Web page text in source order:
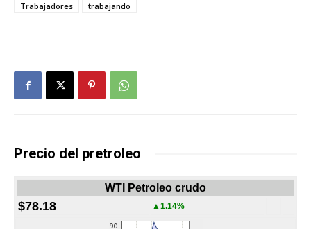
Trabajadores
trabajando
Precio del pretroleo
WTI Petroleo crudo
$78.18 ▲1.14%